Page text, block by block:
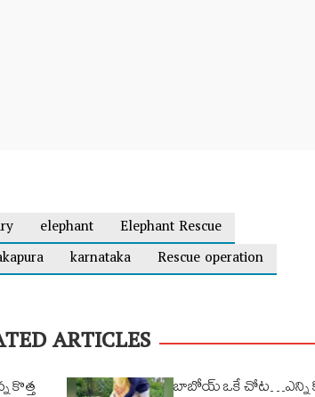
elephant
Elephant Rescue
karnataka
Rescue operation
ARTICLES
కొత్త
బాబోయ్ ఒకే చోట…ఎన్ని